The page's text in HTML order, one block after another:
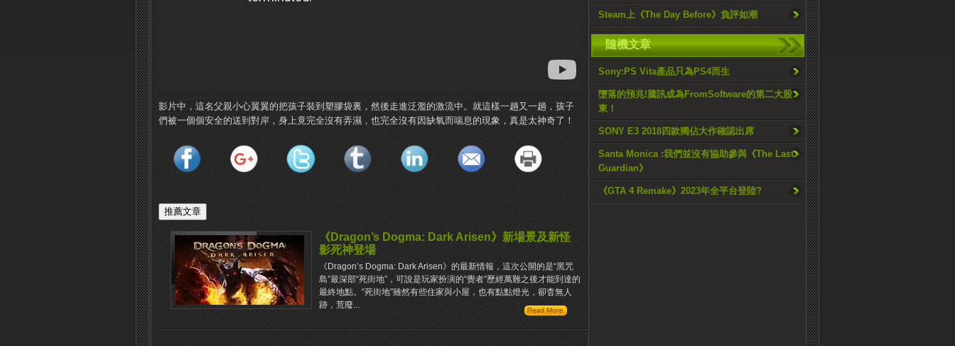
Steam上《The Day Before》負評如潮
隨機文章
Sony:PS Vita產品只為PS4而生
墮落的預兆!騰訊成為FromSoftware的第二大股
東！
SONY E3 2018四款獨佔大作確認出席
Santa Monica :我們並沒有協助參與《The Last
Guardian》
《GTA 4 Remake》2023年全平台登陸?
影片中，這名父親小心翼翼的把孩子裝到塑膠袋裏，然後走進泛濫的激流中。就這樣一趟又一趟，孩子
們被一個個安全的送到對岸，身上竟完全沒有弄濕，也完全沒有因缺氧而喘息的現象，真是太神奇了！
《Dragon’s Dogma: Dark Arisen》新場景及新怪
影死神登場
《Dragon’s Dogma: Dark Arisen》的最新情報，這次公開的是“黑咒
島”最深部“死街地”，可說是玩家扮演的“覺者”歷經萬難之後才能到達的
最終地點。“死街地”雖然有些住家與小屋，也有點點燈光，卻杳無人
跡，荒廢...